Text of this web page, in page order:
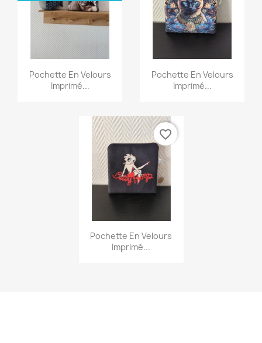
Aperçu rapide
Pochette En Velours
Imprimé...
Aperçu rapide
Pochette En Velours
Imprimé...
Aperçu rapide
Pochette En Velours
Imprimé...
favorite_border